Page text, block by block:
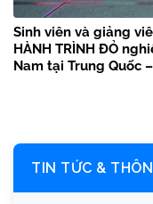
Sinh viên và giảng
HÀNH TRÌNH ĐỎ
Nam tại Trung Quốc
TIN TỨC &